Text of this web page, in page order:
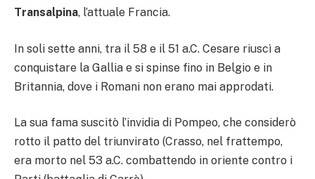
Transalpina, l’attuale Francia.
In soli sette anni, tra il 58 e il 51 a.C. Cesare riuscì a
conquistare la Gallia e si spinse fino in Belgio e in
Britannia, dove i Romani non erano mai approdati.
La sua fama suscitò l’invidia di Pompeo, che considerò
rotto il patto del triunvirato (Crasso, nel frattempo,
era morto nel 53 a.C. combattendo in oriente contro i